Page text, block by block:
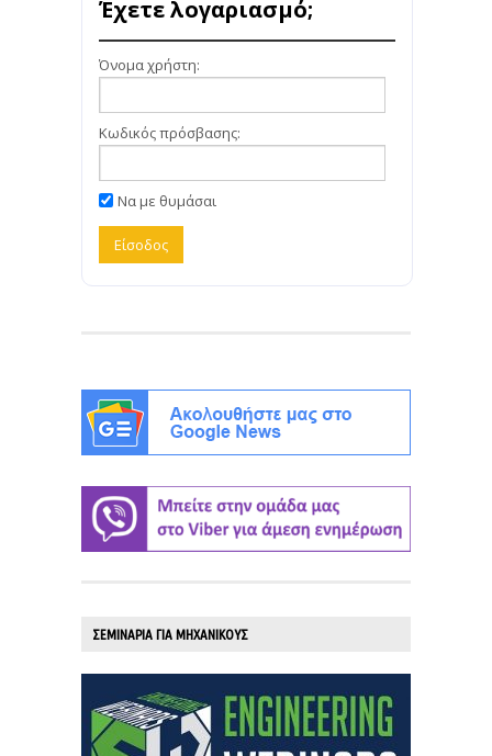
Έχετε λογαριασμό;
Όνομα χρήστη:
Κωδικός πρόσβασης:
Να με θυμάσαι
ΣΕΜΙΝΑΡΙΑ ΓΙΑ ΜΗΧΑΝΙΚΟΥΣ